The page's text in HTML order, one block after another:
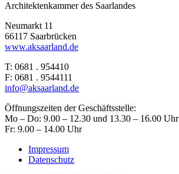
Architektenkammer des Saarlandes
Neumarkt 11
66117 Saarbrücken
www.aksaarland.de
T: 0681 . 954410
F: 0681 . 9544111
info@aksaarland.de
Öffnungszeiten der Geschäftsstelle:
Mo – Do: 9.00 – 12.30 und 13.30 – 16.00 Uhr
Fr: 9.00 – 14.00 Uhr
Impressum
Datenschutz